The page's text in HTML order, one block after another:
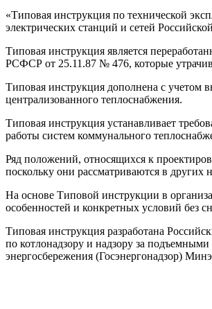
«Типовая инструкция по технической
электрических станций и сетей
Типовая инструкция является
РСФСР от 25.11.87 № 476, которые
Типовая инструкция дополнена с учетом
централизованного теплоснабжения.
Типовая инструкция устанавливает
работы систем коммунального
Ряд положений, относящихся к
поскольку они рассматриваются в других
На основе Типовой инструкции в
особенностей и конкретных условий без
Типовая инструкция разработана
по котлонадзору и надзору за
энергосбережения (Госэнергонадзор)